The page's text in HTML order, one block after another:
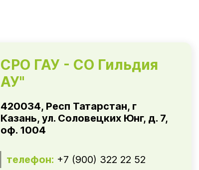
СРО ГАУ - СО Гильдия
АУ"
420034, Респ Татарстан, г
Казань, ул. Соловецких Юнг, д. 7,
оф. 1004
телефон: +7 (900) 322 22 52